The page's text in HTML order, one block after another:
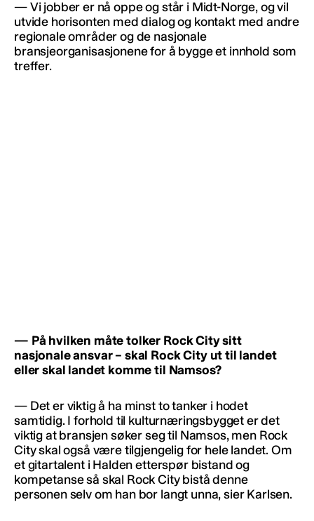
— Vi jobber er nå oppe og står i Midt-Norge, og vil
utvide horisonten med dialog og kontakt med andre
regionale områder og de nasjonale
bransjeorganisasjonene for å bygge et innhold som
treffer.
— På hvilken måte tolker Rock City sitt
nasjonale ansvar – skal Rock City ut til landet
eller skal landet komme til Namsos?
— Det er viktig å ha minst to tanker i hodet
samtidig. I forhold til kulturnæringsbygget er det
viktig at bransjen søker seg til Namsos, men Rock
City skal også være tilgjengelig for hele landet. Om
et gitartalent i Halden etterspør bistand og
kompetanse så skal Rock City bistå denne
personen selv om han bor langt unna, sier Karlsen.